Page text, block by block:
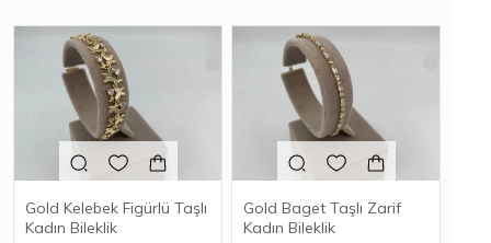
Gold Kelebek Figürlü Taşlı
Kadın Bileklik
Gold Baget Taşlı Zarif
Kadın Bileklik